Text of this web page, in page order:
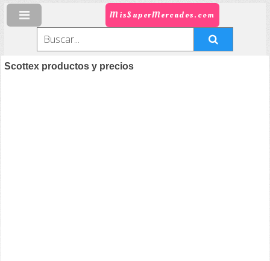
MisSuperMercados.com
Scottex productos y precios